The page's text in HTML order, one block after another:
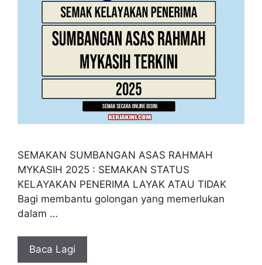
SEMAKAN SUMBANGAN ASAS RAHMAH
MYKASIH 2025 : SEMAKAN STATUS
KELAYAKAN PENERIMA LAYAK ATAU TIDAK
Bagi membantu golongan yang memerlukan
dalam …
Baca Lagi